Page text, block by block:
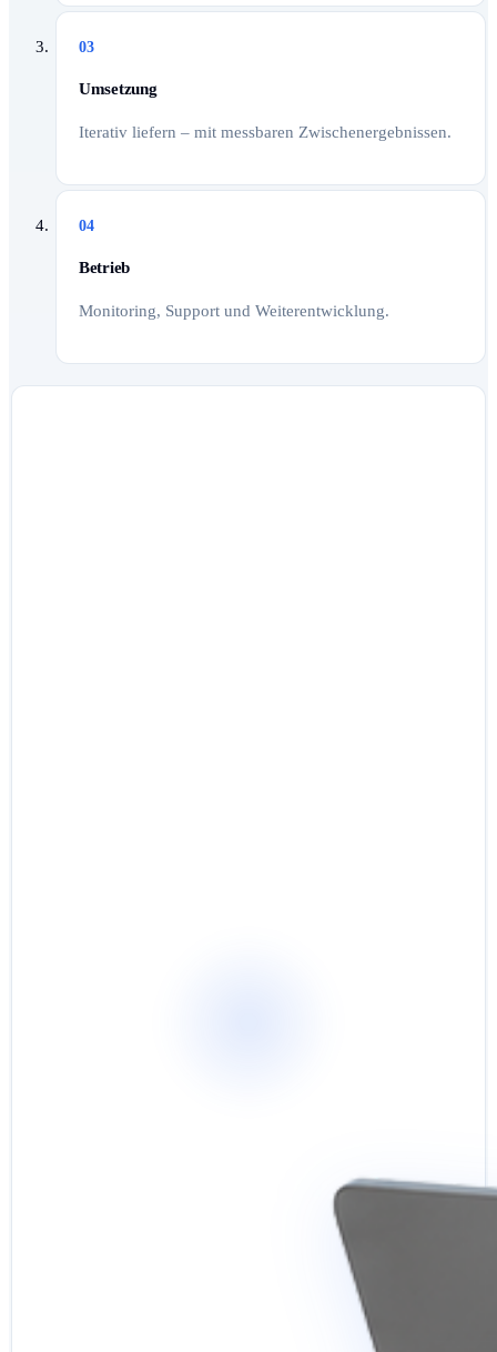
03
Umsetzung
Iterativ liefern – mit messbaren Zwischenergebnissen.
04
Betrieb
Monitoring, Support und Weiterentwicklung.